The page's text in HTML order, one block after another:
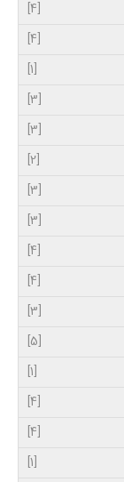
[4]
[4]
[1]
[3]
[3]
[2]
[3]
[3]
[4]
[4]
[3]
[5]
[1]
[4]
[4]
[1]